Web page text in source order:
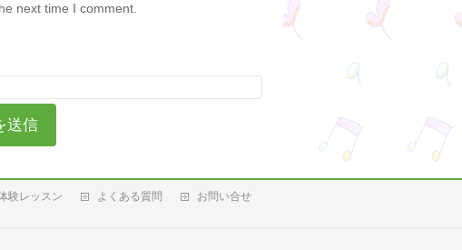
next time I comment.
験レッスン よくある質問
お問い合せ